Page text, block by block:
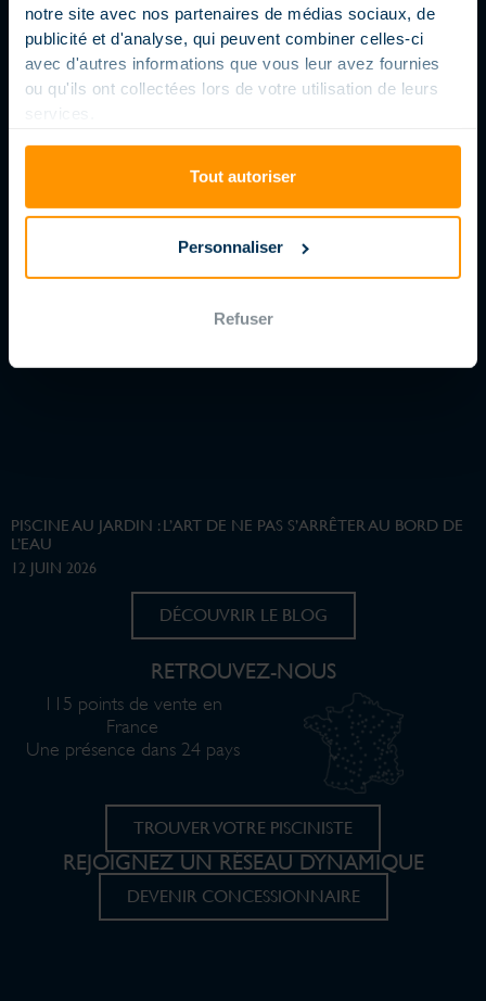
notre site avec nos partenaires de médias sociaux, de
publicité et d'analyse, qui peuvent combiner celles-ci
avec d'autres informations que vous leur avez fournies
ou qu'ils ont collectées lors de votre utilisation de leurs
services.
Tout autoriser
Personnaliser
Refuser
PISCINE AU JARDIN : L’ART DE NE PAS S’ARRÊTER AU BORD DE
L’EAU
12 JUIN 2026
DÉCOUVRIR LE BLOG
RETROUVEZ-NOUS
115 points de vente en
France
Une présence dans 24 pays
TROUVER VOTRE PISCINISTE
REJOIGNEZ UN RÉSEAU DYNAMIQUE
DEVENIR CONCESSIONNAIRE